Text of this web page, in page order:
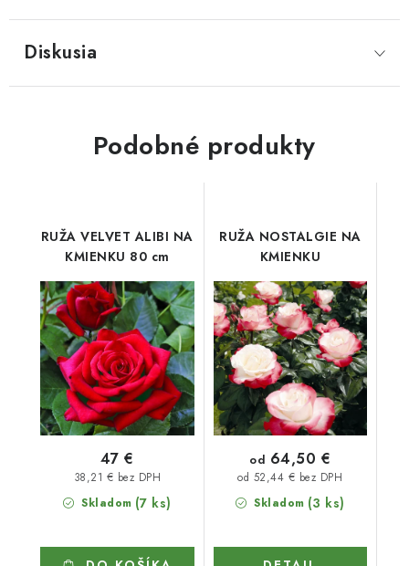
Diskusia
Podobné produkty
RUŽA VELVET ALIBI NA
KMIENKU 80 cm
Skladom (7 ks)
38,21 € bez DPH
47 €
RUŽA NOSTALGIE NA
KMIENKU
Skladom (3 ks)
od 52,44 € bez DPH
od 64,50 €